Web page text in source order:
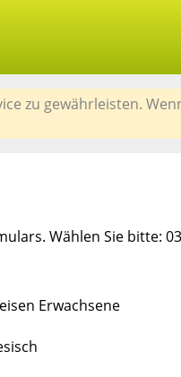
zu gewährleisten.
Wählen Sie bitte:
Erwachsene